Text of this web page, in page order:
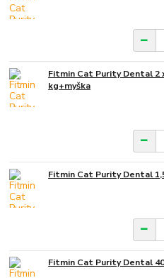
Fitmin Cat Purity Dental 2
kg+myška
Fitmin Cat Purity Dental
Fitmin Cat Purity Dental